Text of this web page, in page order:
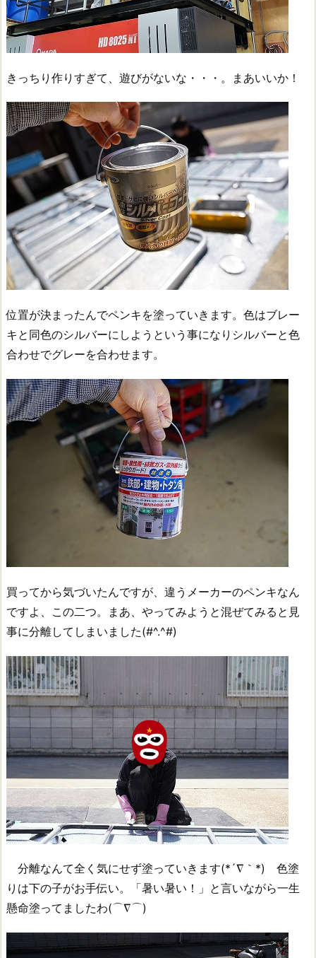
きっちり作りすぎて、遊びがないな・・・。まあいいか！
位置が決まったんでペンキを塗っていきます。色はブレー
キと同色のシルバーにしようという事になりシルバーと色
合わせでグレーを合わせます。
買ってから気づいたんですが、違うメーカーのペンキなん
ですよ、この二つ。まあ、やってみようと混ぜてみると見
事に分離してしまいました(#^.^#)
分離なんて全く気にせず塗っていきます(*´∇｀*) 色塗
りは下の子がお手伝い。「暑い暑い！」と言いながら一生
懸命塗ってましたわ(⌒∇⌒)